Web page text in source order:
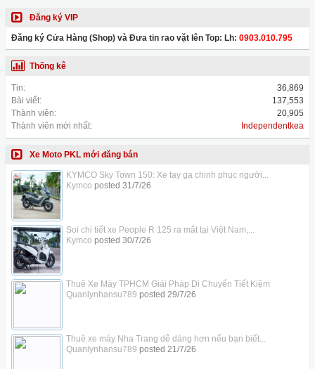
Đăng ký VIP
Đăng ký Cửa Hàng (Shop) và Đưa tin rao vặt lên Top: Lh: 0903.010.795
Thống kê
Tin:
36,869
Bài viết:
137,553
Thành viên:
20,905
Thành viên mới nhất:
Independentkea
Xe Moto PKL mới đăng bán
KYMCO Sky Town 150: Xe tay ga chinh phục người...
Kymco posted 31/7/26
Soi chi tiết xe People R 125 ra mắt tại Việt Nam,...
Kymco posted 30/7/26
Thuê Xe Máy TPHCM Giải Pháp Di Chuyển Tiết Kiệm
Quanlynhansu789 posted 29/7/26
Thuê xe máy Nha Trang dễ dàng hơn nếu bạn biết...
Quanlynhansu789 posted 21/7/26